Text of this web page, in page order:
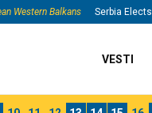
Western Balkans Serbia Elects
VESTI